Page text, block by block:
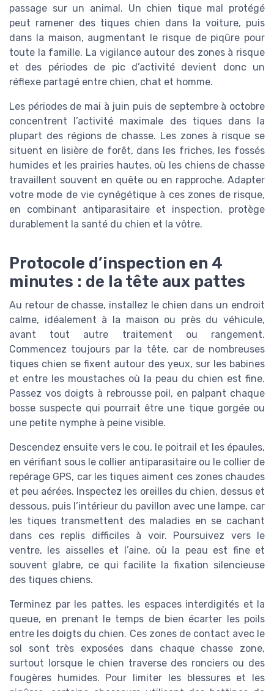
passage sur un animal. Un chien tique mal protégé
peut ramener des tiques chien dans la voiture, puis
dans la maison, augmentant le risque de piqûre pour
toute la famille. La vigilance autour des zones à risque
et des périodes de pic d’activité devient donc un
réflexe partagé entre chien, chat et homme.
Les périodes de mai à juin puis de septembre à octobre
concentrent l’activité maximale des tiques dans la
plupart des régions de chasse. Les zones à risque se
situent en lisière de forêt, dans les friches, les fossés
humides et les prairies hautes, où les chiens de chasse
travaillent souvent en quête ou en rapproche. Adapter
votre mode de vie cynégétique à ces zones de risque,
en combinant antiparasitaire et inspection, protège
durablement la santé du chien et la vôtre.
Protocole d’inspection en 4
minutes : de la tête aux pattes
Au retour de chasse, installez le chien dans un endroit
calme, idéalement à la maison ou près du véhicule,
avant tout autre traitement ou rangement.
Commencez toujours par la tête, car de nombreuses
tiques chien se fixent autour des yeux, sur les babines
et entre les moustaches où la peau du chien est fine.
Passez vos doigts à rebrousse poil, en palpant chaque
bosse suspecte qui pourrait être une tique gorgée ou
une petite nymphe à peine visible.
Descendez ensuite vers le cou, le poitrail et les épaules,
en vérifiant sous le collier antiparasitaire ou le collier de
repérage GPS, car les tiques aiment ces zones chaudes
et peu aérées. Inspectez les oreilles du chien, dessus et
dessous, puis l’intérieur du pavillon avec une lampe, car
les tiques transmettent des maladies en se cachant
dans ces replis difficiles à voir. Poursuivez vers le
ventre, les aisselles et l’aine, où la peau est fine et
souvent glabre, ce qui facilite la fixation silencieuse
des tiques chiens.
Terminez par les pattes, les espaces interdigités et la
queue, en prenant le temps de bien écarter les poils
entre les doigts du chien. Ces zones de contact avec le
sol sont très exposées dans chaque chasse zone,
surtout lorsque le chien traverse des ronciers ou des
fougères humides. Pour limiter les blessures et les